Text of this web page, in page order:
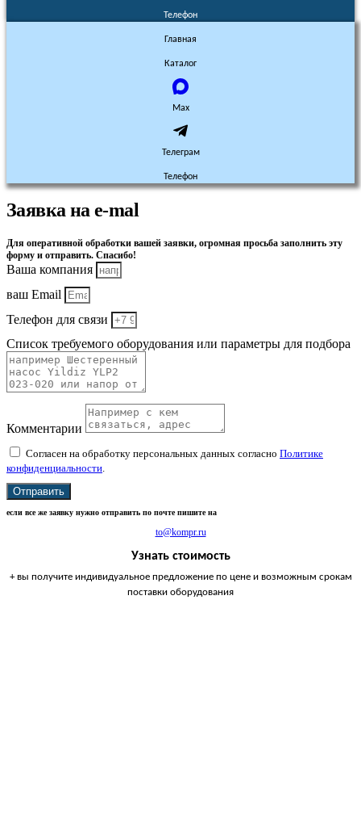
Телефон
Главная
Каталог
Max
Телеграм
Телефон
Заявка на e-mal
Для оперативной обработки вашей заявки, огромная просьба заполнить эту
форму и отправить. Спасибо!
Ваша компания
ваш Email
Телефон для связи
Список требуемого оборудования или параметры для подбора
Комментарии
Согласен на обработку персональных данных согласно Политике
конфиденциальности.
Отправить
если все же заявку нужно отправить по почте пишите на
to@kompr.ru
Узнать стоимость
+ вы получите индивидуальное предложение по цене и возможным срокам
поставки оборудования